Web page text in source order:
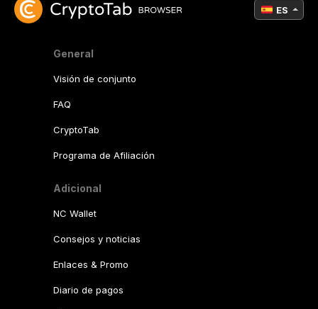
General
Visión de conjunto
FAQ
CryptoTab
Programa de Afiliación
Adicional
NC Wallet
Consejos y noticias
Enlaces & Promo
Diario de pagos
ES